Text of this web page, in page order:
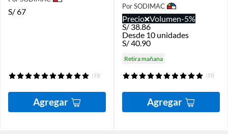
S/67
(13)
Agregar
Por SODIMAC
Precio Volumen-5%
S/38.86
Desde 10 unidades
S/40.90
Retira mañana
(55)
Agregar